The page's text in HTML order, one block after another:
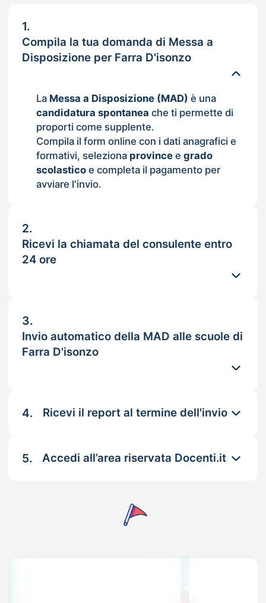
1.
Compila la tua domanda di Messa a
Disposizione per Farra D'isonzo
La Messa a Disposizione (MAD) è una
candidatura spontanea che ti permette di
proporti come supplente.
Compila il form online con i dati anagrafici e
formativi, seleziona provincee grado
scolasticoe completa il pagamento per
avviare l'invio.
2.
Ricevi la chiamata del consulente entro
24 ore
3.
Invio automatico della MAD alle scuole di
Farra D'isonzo
4. Ricevi il report al termine dell'invio
5. Accedi all’area riservata Docenti.it